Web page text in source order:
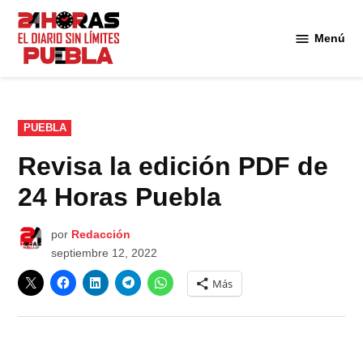
Saltar
contenido
Menú
PUBLICADO
EN
PUEBLA
Revisa la edición PDF de
24 Horas Puebla
por Redacción
septiembre 12, 2022
Más